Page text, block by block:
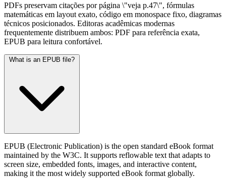
PDFs preservam citações por página \"veja p.47\", fórmulas
matemáticas em layout exato, código em monospace fixo, diagramas
técnicos posicionados. Editoras acadêmicas modernas
frequentemente distribuem ambos: PDF para referência exata,
EPUB para leitura confortável.
What is an EPUB file?
EPUB (Electronic Publication) is the open standard eBook format
maintained by the W3C. It supports reflowable text that adapts to
screen size, embedded fonts, images, and interactive content,
making it the most widely supported eBook format globally.